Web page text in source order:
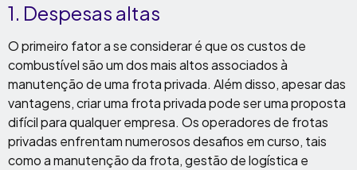
1. Despesas altas
O primeiro fator a se considerar é que os custos de
combustível são um dos mais altos associados à
manutenção de uma frota privada. Além disso, apesar das
vantagens, criar uma frota privada pode ser uma proposta
difícil para qualquer empresa. Os operadores de frotas
privadas enfrentam numerosos desafios em curso, tais
como a manutenção da frota, gestão de logística e